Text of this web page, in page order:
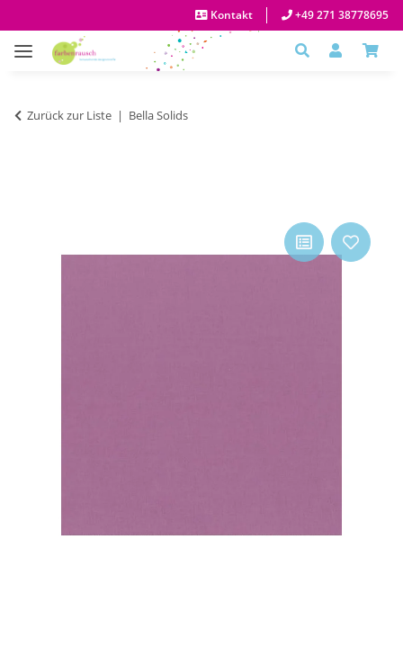
Kontakt +49 271 38778695
Zurück zur Liste Bella Solids